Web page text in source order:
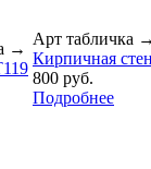
→
Арт табличка
Кирпичная
800 руб.
Подробнее